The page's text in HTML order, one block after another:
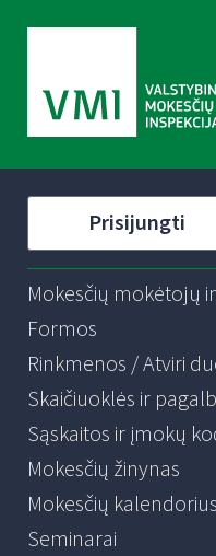
Prisijungti
Mokesčių mokėtojų
Formos
Rinkmenos / Atviri
Skaičiuoklės ir
Sąskaitos ir įmokų
Mokesčių žinynas
Mokesčių kalendorius
Seminarai